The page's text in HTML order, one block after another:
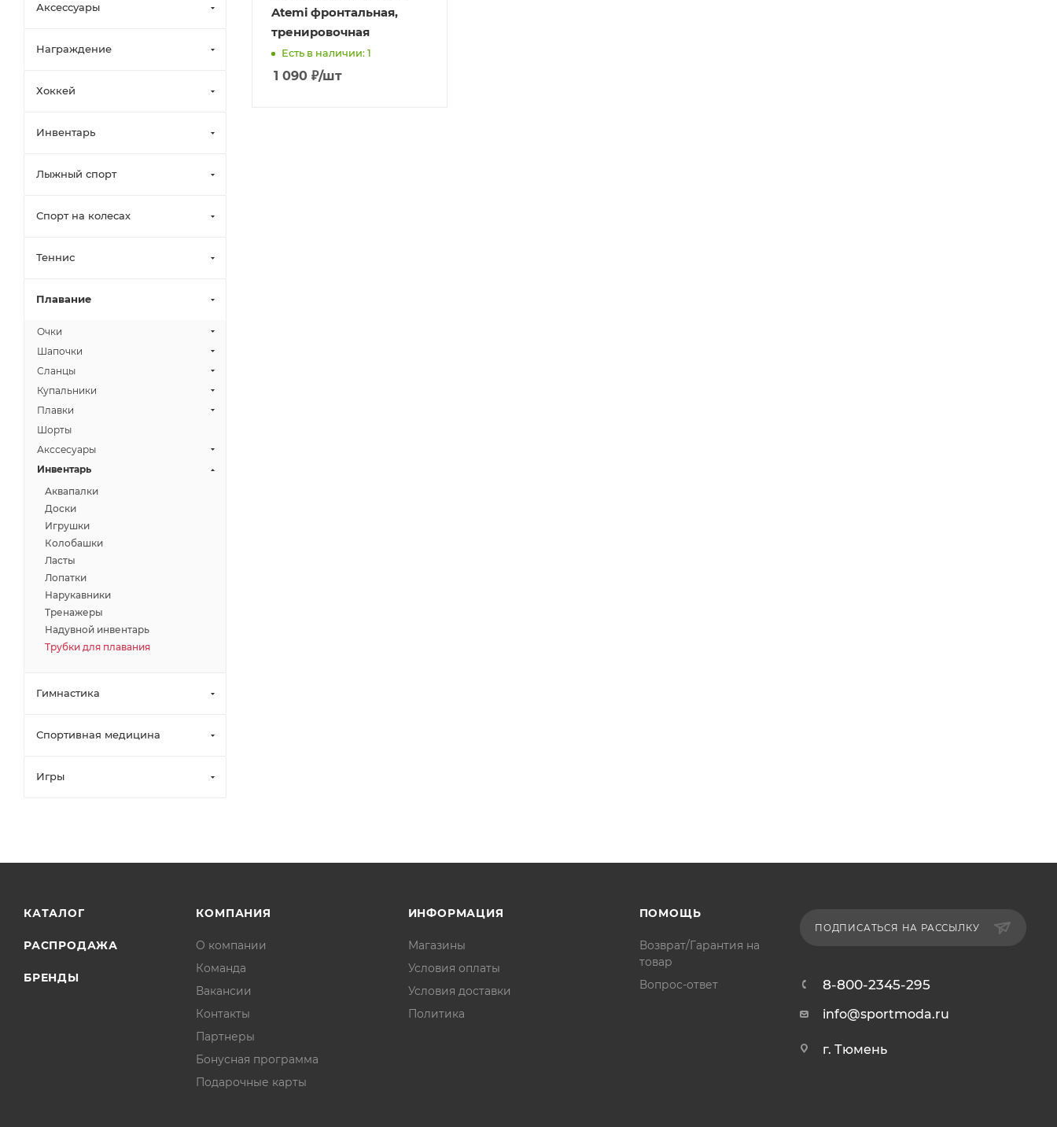
Atemi фронтальная,
тренировочная
Есть в наличии: 1
1 090 ₽/шт
Аксессуары
Награждение
Хоккей
Инвентарь
Лыжный спорт
Спорт на колесах
Теннис
Плавание
Очки
Шапочки
Сланцы
Купальники
Плавки
Шорты
Акссесуары
Инвентарь
Аквапалки
Доски
Игрушки
Колобашки
Ласты
Лопатки
Нарукавники
Тренажеры
Надувной инвентарь
Трубки для плавания
Гимнастика
Спортивная медицина
Игры
КАТАЛОГ
РАСПРОДАЖА
БРЕНДЫ
КОМПАНИЯ
О компании
Команда
Вакансии
Контакты
Партнеры
Бонусная программа
Подарочные карты
ИНФОРМАЦИЯ
Магазины
Условия оплаты
Условия доставки
Политика
ПОМОЩЬ
Возврат/Гарантия на
товар
Вопрос-ответ
ПОДПИСАТЬСЯ НА РАССЫЛКУ
8-800-2345-295
info@sportmoda.ru
г. Тюмень